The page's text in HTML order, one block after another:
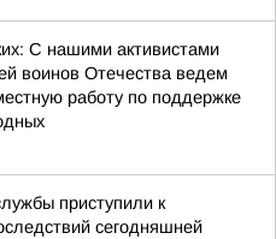
С нашими активистами
воинов Отечества ведем
работу по поддержке
приступили к
сегодняшней